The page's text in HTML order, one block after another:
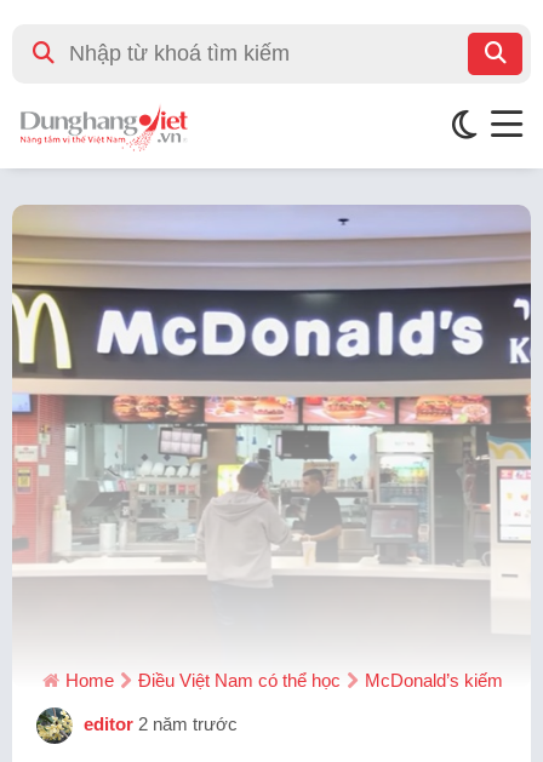
Home Điều Việt Nam có thể học McDonald’s kiếm
editor 2 năm trước